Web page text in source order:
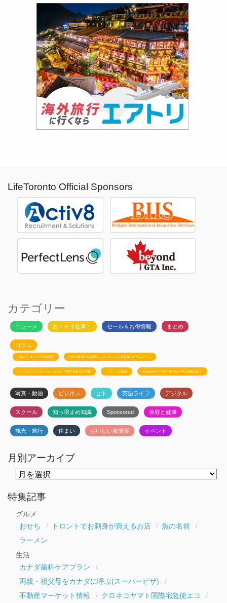
LifeToronto Official Sponsors
カテゴリー
ニュース お！イイ仕事！ セール＆お得情報 まとめ
コラム
JSSのトロント生活相談室 カナダ政府公認移民コンサルタント白石有紀のビザニュース
メープルエデュケーションのカナダ留学お役立ち情報 トロント不動産 Ayudanteの「GA4: 基本から学ぶ最新分析」
写真・動画 ビジネス ヒト 英語ライフ デジタル
スクール 知っ得まめ知識 Sponsored 美容と健康
観光・旅行 住まい おいしい食情報 イベント
月別アーカイブ
ー
カ
特集記事
グルメ
おせち
トロントでお刺身が買えるお店
魚の名前
ラーメン
生活
カナダ歯科ケアプラン
両親・祖父母をカナダに呼ぶ(スーパービザ)
不動産マーケット情報
クロネコヤマト国際宅急便エコ